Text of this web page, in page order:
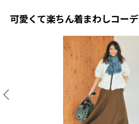
可愛くて楽ちん着まわしコーデ